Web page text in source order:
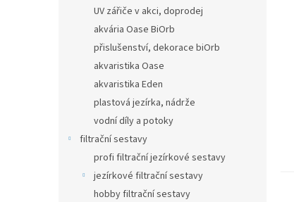
UV zářiče v akci, doprodej
akvária Oase BiOrb
přislušenství, dekorace biOrb
akvaristika Oase
akvaristika Eden
plastová jezírka, nádrže
vodní díly a potoky
filtrační sestavy
profi filtrační jezírkové sestavy
jezírkové filtrační sestavy
hobby filtrační sestavy